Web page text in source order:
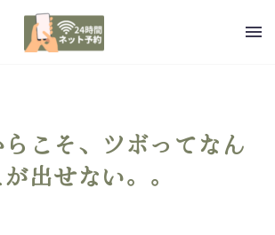
こそ、ツボってなん
出せない。。